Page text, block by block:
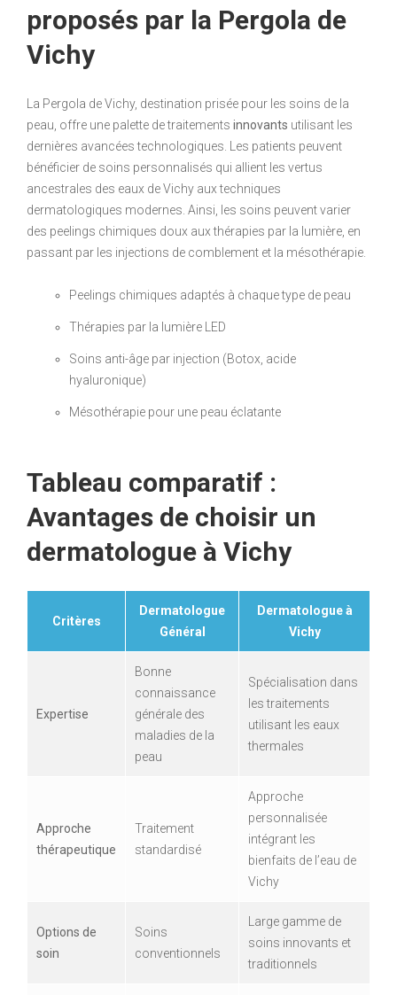
proposés par la Pergola de
Vichy
La Pergola de Vichy, destination prisée pour les soins de la
peau, offre une palette de traitements innovants utilisant les
dernières avancées technologiques. Les patients peuvent
bénéficier de soins personnalisés qui allient les vertus
ancestrales des eaux de Vichy aux techniques
dermatologiques modernes. Ainsi, les soins peuvent varier
des peelings chimiques doux aux thérapies par la lumière, en
passant par les injections de comblement et la mésothérapie.
Peelings chimiques adaptés à chaque type de peau
Thérapies par la lumière LED
Soins anti-âge par injection (Botox, acide
hyaluronique)
Mésothérapie pour une peau éclatante
Tableau comparatif :
Avantages de choisir un
dermatologue à Vichy
Critères
Dermatologue
Général
Dermatologue à
Vichy
Expertise
Bonne
connaissance
générale des
maladies de la
peau
Spécialisation dans
les traitements
utilisant les eaux
thermales
Approche
thérapeutique
Traitement
standardisé
Approche
personnalisée
intégrant les
bienfaits de l’eau de
Vichy
Options de
soin
Soins
conventionnels
Large gamme de
soins innovants et
traditionnels